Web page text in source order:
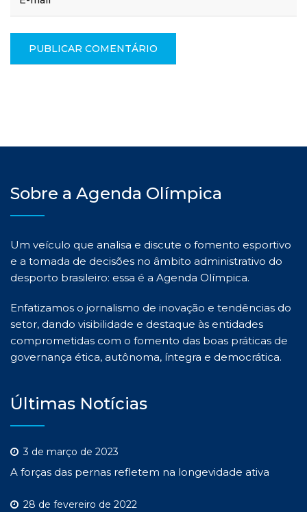
Sobre a Agenda Olímpica
Um veículo que analisa e discute o fomento esportivo
e a tomada de decisões no âmbito administrativo do
desporto brasileiro: essa é a Agenda Olímpica.
Enfatizamos o jornalismo de inovação e tendências do
setor, dando visibilidade e destaque às entidades
comprometidas com o fomento das boas práticas de
governança ética, autônoma, íntegra e democrática.
Últimas Notícias
3 de março de 2023
A forças das pernas refletem na longevidade ativa
28 de fevereiro de 2022